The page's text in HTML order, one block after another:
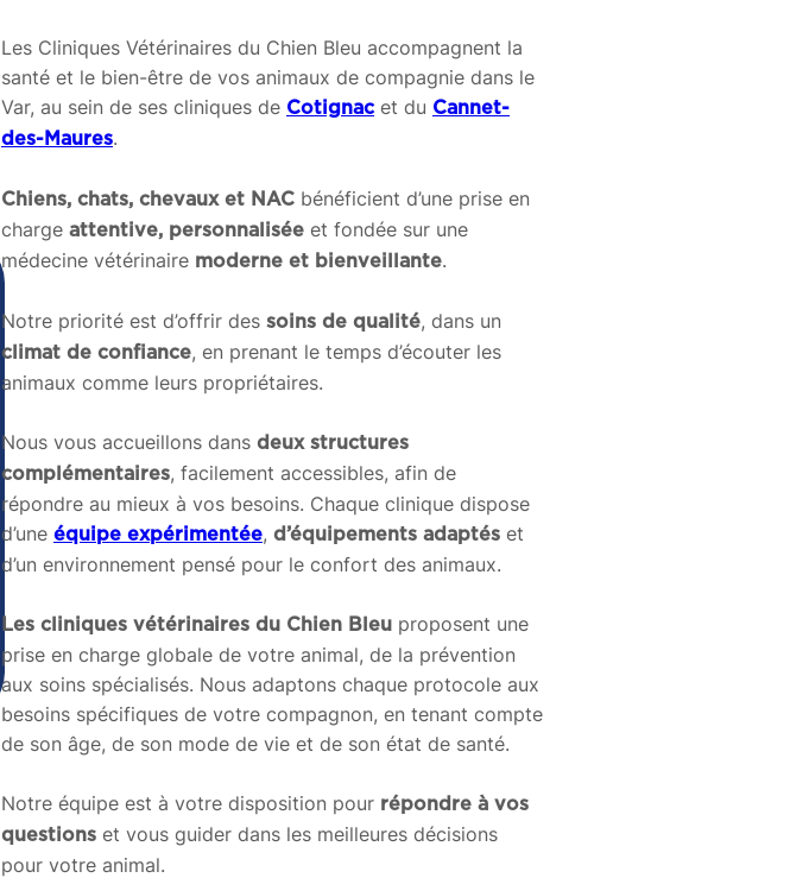
Les Cliniques Vétérinaires du Chien Bleu accompagnent la
santé et le bien-être de vos animaux de compagnie dans le
Var, au sein de ses cliniques de Cotignac et du Cannet-
des-Maures.
Chiens, chats, chevaux et NAC bénéficient d’une prise en
charge attentive, personnalisée et fondée sur une
médecine vétérinaire moderne et bienveillante.
Notre priorité est d’offrir des soins de qualité, dans un
climat de confiance, en prenant le temps d’écouter les
animaux comme leurs propriétaires.
Nous vous accueillons dans deux structures
complémentaires, facilement accessibles, afin de
répondre au mieux à vos besoins. Chaque clinique dispose
d’une équipe expérimentée, d’équipements adaptés et
d’un environnement pensé pour le confort des animaux.
Les cliniques vétérinaires du Chien Bleu proposent une
prise en charge globale de votre animal, de la prévention
aux soins spécialisés. Nous adaptons chaque protocole aux
besoins spécifiques de votre compagnon, en tenant compte
de son âge, de son mode de vie et de son état de santé.
Notre équipe est à votre disposition pour répondre à vos
questions et vous guider dans les meilleures décisions
pour votre animal.